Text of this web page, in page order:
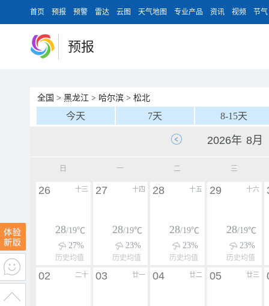
首页 预报 预警 雷达 云图 天气地图 专业产品 资讯 视频 节气
预报
全国 > 黑龙江 > 哈尔滨 > 松北
今天 7天 8-15天
日 一 二 三
十三
26
28/19℃
27%
历史均值
十四
27
28/19℃
23%
历史均值
十五
28
28/19℃
23%
历史均值
十六
29
28/19℃
23%
历史均值
二十
02 廿一
03 廿二
04 廿三
05